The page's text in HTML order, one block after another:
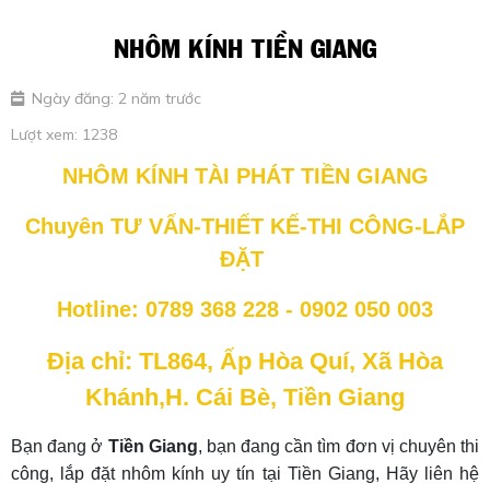
NHÔM KÍNH TIỀN GIANG
Ngày đăng: 2 năm trước
Lượt xem: 1238
NHÔM KÍNH TÀI PHÁT TIỀN GIANG
Chuyên TƯ VẤN-THIẾT KẾ-THI CÔNG-LẮP
ĐẶT
Hotline: 0789 368 228 - 0902 050 003
Địa chỉ: TL864, Ấp Hòa Quí, Xã Hòa
Khánh,H. Cái Bè, Tiền Giang
Bạn đang ở Tiền Giang, bạn đang cần tìm đơn vị chuyên thi
công, lắp đặt nhôm kính uy tín tại Tiền Giang, Hãy liên hệ